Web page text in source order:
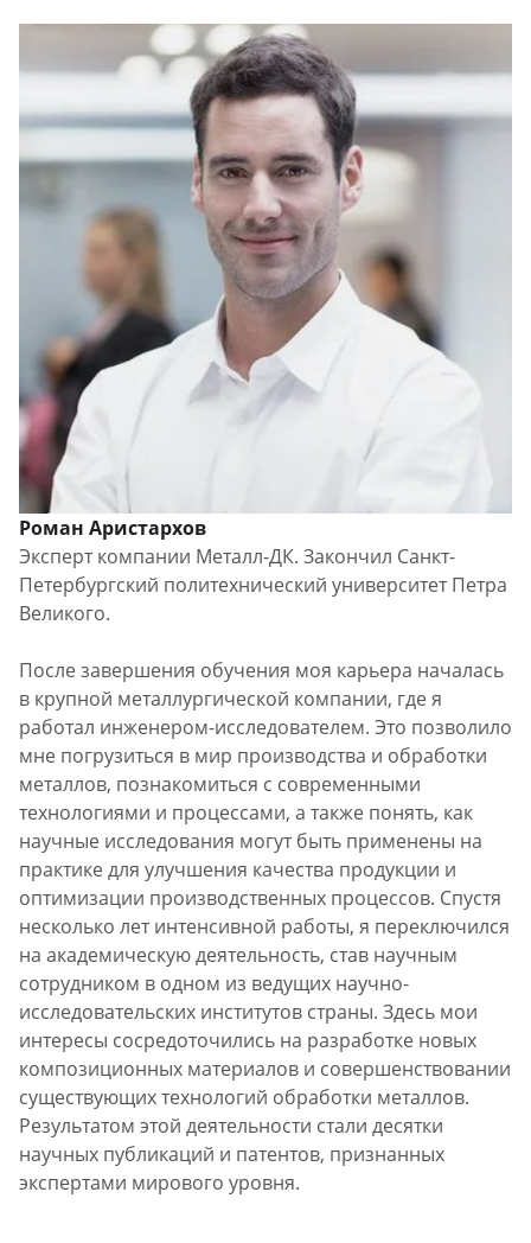
Роман Аристархов
Эксперт компании Металл-ДК. Закончил Санкт-
Петербургский политехнический университет Петра
Великого.
После завершения обучения моя карьера началась
в крупной металлургической компании, где я
работал инженером-исследователем. Это позволило
мне погрузиться в мир производства и обработки
металлов, познакомиться с современными
технологиями и процессами, а также понять, как
научные исследования могут быть применены на
практике для улучшения качества продукции и
оптимизации производственных процессов. Спустя
несколько лет интенсивной работы, я переключился
на академическую деятельность, став научным
сотрудником в одном из ведущих научно-
исследовательских институтов страны. Здесь мои
интересы сосредоточились на разработке новых
композиционных материалов и совершенствовании
существующих технологий обработки металлов.
Результатом этой деятельности стали десятки
научных публикаций и патентов, признанных
экспертами мирового уровня.